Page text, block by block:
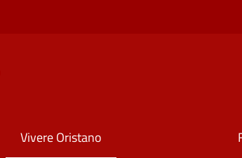
Vivere Oristano